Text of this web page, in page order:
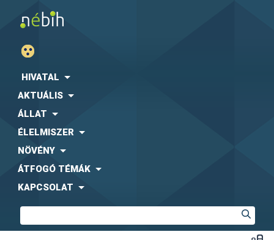
HIVATAL
AKTUÁLIS
ÁLLAT
ÉLELMISZER
NÖVÉNY
ÁTFOGÓ TÉMÁK
KAPCSOLAT